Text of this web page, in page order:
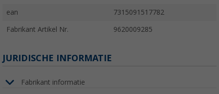
ean 7315091517782
Fabrikant Artikel Nr. 9620009285
JURIDISCHE INFORMATIE
Fabrikant informatie